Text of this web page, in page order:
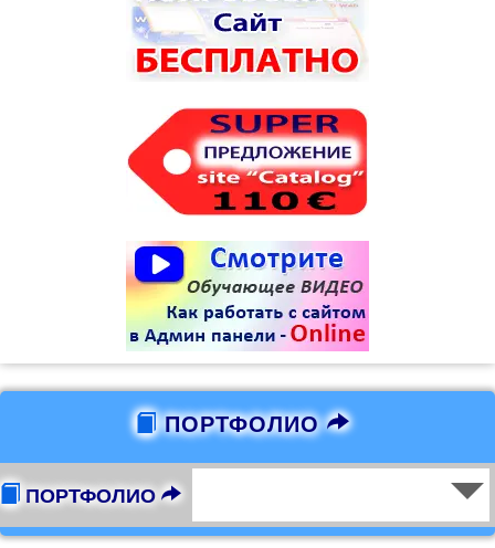
ПОРТФОЛИО
ПОРТФОЛИО